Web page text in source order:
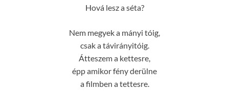
Hová lesz a séta?
Nem megyek a mányi tóig,
csak a távirányitóig.
Átteszem a kettesre,
épp amikor fény derülne
a filmben a tettesre.